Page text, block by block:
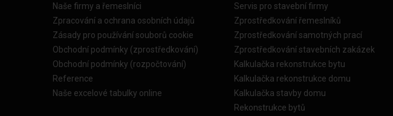
Naše firmy a řemeslníci
Zpracování a ochrana osobních údajů
Zásady pro používání souborů cookie
Obchodní podmínky (zprostředkování)
Obchodní podmínky (rozpočtování)
Reference
Naše excelové tabulky online
Servis pro stavební firmy
Zprostředkování řemeslníků
Zprostředkování samotných prací
Zprostředkování stavebních zakázek
Kalkulačka rekonstrukce bytu
Kalkulačka rekonstrukce domu
Kalkulačka stavby domu
Rekonstrukce bytů